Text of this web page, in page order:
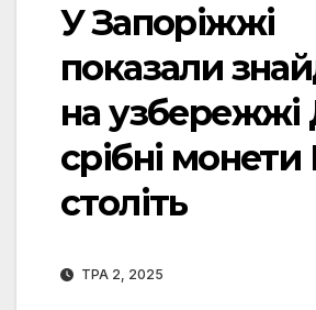
У Запоріжжі
показали
на узбережжі
срібні монети
століть
ТРА 2, 2025